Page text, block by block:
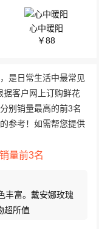
心中暖阳
￥88
是日常生活中最常见
据客户网上订购鲜花
别销量最高的前3名
参考！如需帮您提供
量前3名
丰富。戴安娜玫瑰
超所值